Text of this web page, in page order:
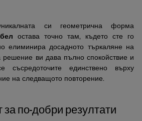
си геометрична форма
остава точно там, където сте го
елиминира досадното търкаляне на
решение ви дава пълно спокойствие и
единствено върху
на следващото повторение.
за по-добри резултати